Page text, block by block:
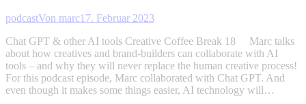
podcastVon marc17. Februar 2023
Chat GPT & other AI tools Creative Coffee Break 18 Marc talks
about how creatives and brand-builders can collaborate with AI
tools – and why they will never replace the human creative process!
For this podcast episode, Marc collaborated with Chat GPT. And
even though it makes some things easier, AI technology will…